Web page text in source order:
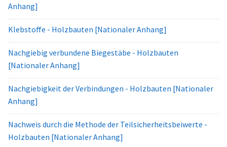
Anhang]
Klebstoffe - Holzbauten [Nationaler Anhang]
Nachgiebig verbundene Biegestäbe - Holzbauten
[Nationaler Anhang]
Nachgiebigkeit der Verbindungen - Holzbauten [Nationaler
Anhang]
Nachweis durch die Methode der Teilsicherheitsbeiwerte -
Holzbauten [Nationaler Anhang]